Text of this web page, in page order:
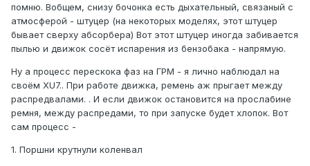
помню. Вобщем, снизу бочонка есть дыхательный, связаный с
атмосферой - штуцер (на некоторых моделях, этот штуцер
бывает сверху абсорбера) Вот этот штуцер иногда забивается
пылью и движок сосёт испарения из бензобака - напрямую.
Ну а процесс перескока фаз на ГРМ - я лично наблюдал на
своём XU7.. При работе движка, ремень аж прыгает между
распредвалами. . И если движок остановится на прослабине
ремня, между распредами, то при запуске будет хлопок. Вот
сам процесс -
1. Поршни крутнули коленвал